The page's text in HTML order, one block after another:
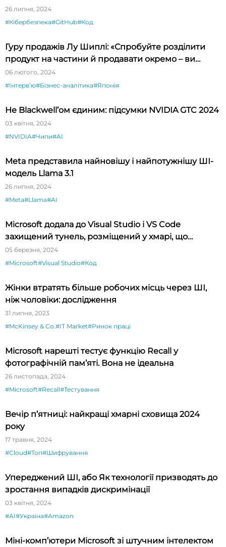
26 липня, 2024
#Кібербезпека#GitHub#Код
Гуру продажів Лу Шиплі: «Спробуйте розділити
продукт на частини й продавати окремо – ви
будете вражені»
06 лютого, 2024
#Інтервʼю#Бізнес-аналітика#Японія
Не Blackwell’ом єдиним: підсумки NVIDIA GTC 2024
03 квітня, 2024
#NVIDIA#Чипи#AI
Meta представила найновішу і найпотужнішу ШІ-
модель Llama 3.1
26 липня, 2024
#Meta#Llama#AI
Microsoft додала до Visual Studio і VS Code
захищений тунель, розміщений у хмарі, що
спрощує тестування API
05 березня, 2024
#Microsoft#Visual Studio#Код
Жінки втратять більше робочих місць через ШІ,
ніж чоловіки: дослідження
31 липня, 2023
#McKinsey & Co.#IT Market#Ринок праці
Microsoft нарешті тестує функцію Recall у
фотографічній пам’яті. Вона не ідеальна
26 листопада, 2024
#Microsoft#Recall#Тестування
Вечір п’ятниці: найкращі хмарні сховища 2024
року
17 травня, 2024
#Cloud#Топ#Шифрування
Упереджений ШІ, або Як технології призводять до
зростання випадків дискримінації
03 квітня, 2024
#AI#Україна#Amazon
Міні-комп’ютери Microsoft зі штучним інтелектом